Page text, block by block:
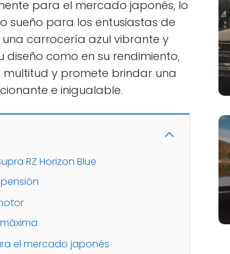
para el mercado japonés, lo
sueño para los entusiastas de
carrocería azul vibrante y
diseño como en su rendimiento,
y promete brindar una
e inigualable.
RZ Horizon Blue
el mercado japonés